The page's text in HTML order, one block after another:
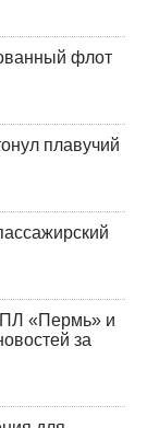
флот
плавучий
«Пермь» и
за